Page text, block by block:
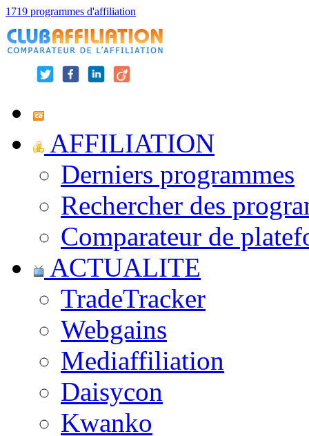
1719 programmes d'affiliation
AFFILIATION
Derniers programmes
Rechercher des
Comparateur de
ACTUALITE
TradeTracker
Webgains
Mediaffiliation
Daisycon
Kwanko